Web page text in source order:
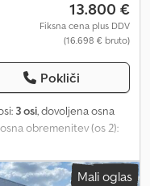
13.800 €
Fiksna cena plus DDV
(16.698 € bruto)
Pokliči
3 osi, dovoljena osna
obremenitev (os 2):
3):
mm, skupna širina:
zrak, velikostMali oglas